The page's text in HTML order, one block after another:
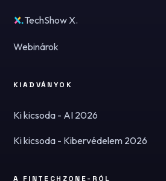
TechShow X.
Webinárok
KIADVÁNYOK
Ki kicsoda - AI 2026
Ki kicsoda - Kibervédelem 2026
A FINTECHZONE-RÓL